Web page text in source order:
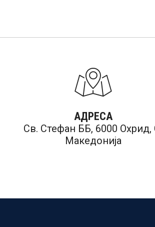
АДРЕСА
Св. Стефан ББ, 6000 Охрид,
Македонија